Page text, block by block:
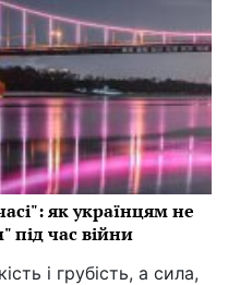
як українцям не
під час війни
і грубість, а сила,